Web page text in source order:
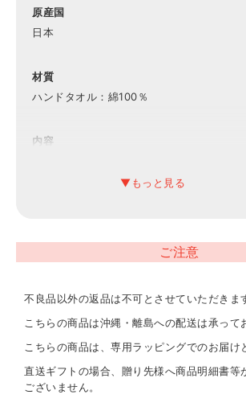
原産国
日本
材質
ハンドタオル：綿100％
内容
ハンドタオル（25cm×25cm）×1、ミルボ
グレイスオンエマルジョン 120g×1
■ブランド
120g
タオルドライ後、適量を手のひらでよくの
塗布し、髪全体によくなじませます。
その後、乾かして仕上げます。
ご注意
不良品以外の返品は不可とさせていただきま
こちらの商品は沖縄・離島への配送は承って
こちらの商品は、専用ラッピングでのお届け
直送ギフトの場合、贈り先様へ商品明細書等
ございません。